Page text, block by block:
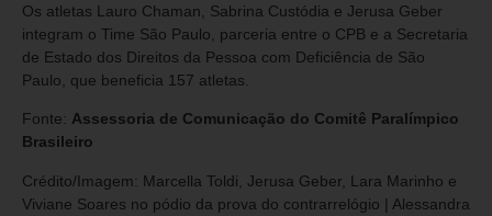
Os atletas Lauro Chaman, Sabrina Custódia e Jerusa Geber
integram o Time São Paulo, parceria entre o CPB e a Secretaria
de Estado dos Direitos da Pessoa com Deficiência de São
Paulo, que beneficia 157 atletas.
Fonte: Assessoria de Comunicação do Comitê Paralímpico
Brasileiro
Crédito/Imagem: Marcella Toldi, Jerusa Geber, Lara Marinho e
Viviane Soares no pódio da prova do contrarrelógio | Alessandra